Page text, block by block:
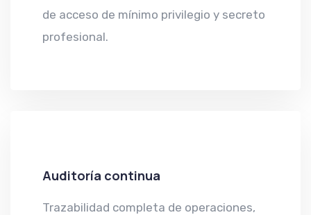
de acceso de mínimo privilegio y secreto
profesional.
Auditoría continua
Trazabilidad completa de operaciones,